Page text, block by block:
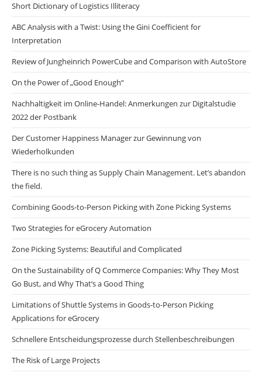
Short Dictionary of Logistics Illiteracy
ABC Analysis with a Twist: Using the Gini Coefficient for
Interpretation
Review of Jungheinrich PowerCube and Comparison with AutoStore
On the Power of „Good Enough“
Nachhaltigkeit im Online-Handel: Anmerkungen zur Digitalstudie
2022 der Postbank
Der Customer Happiness Manager zur Gewinnung von
Wiederholkunden
There is no such thing as Supply Chain Management. Let’s abandon
the field.
Combining Goods-to-Person Picking with Zone Picking Systems
Two Strategies for eGrocery Automation
Zone Picking Systems: Beautiful and Complicated
On the Sustainability of Q Commerce Companies: Why They Most
Go Bust, and Why That‘s a Good Thing
Limitations of Shuttle Systems in Goods-to-Person Picking
Applications for eGrocery
Schnellere Entscheidungsprozesse durch Stellenbeschreibungen
The Risk of Large Projects